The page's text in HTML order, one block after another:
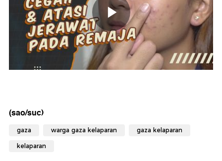
(sao/suc)
gaza warga gaza kelaparan gaza kelaparan
kelaparan